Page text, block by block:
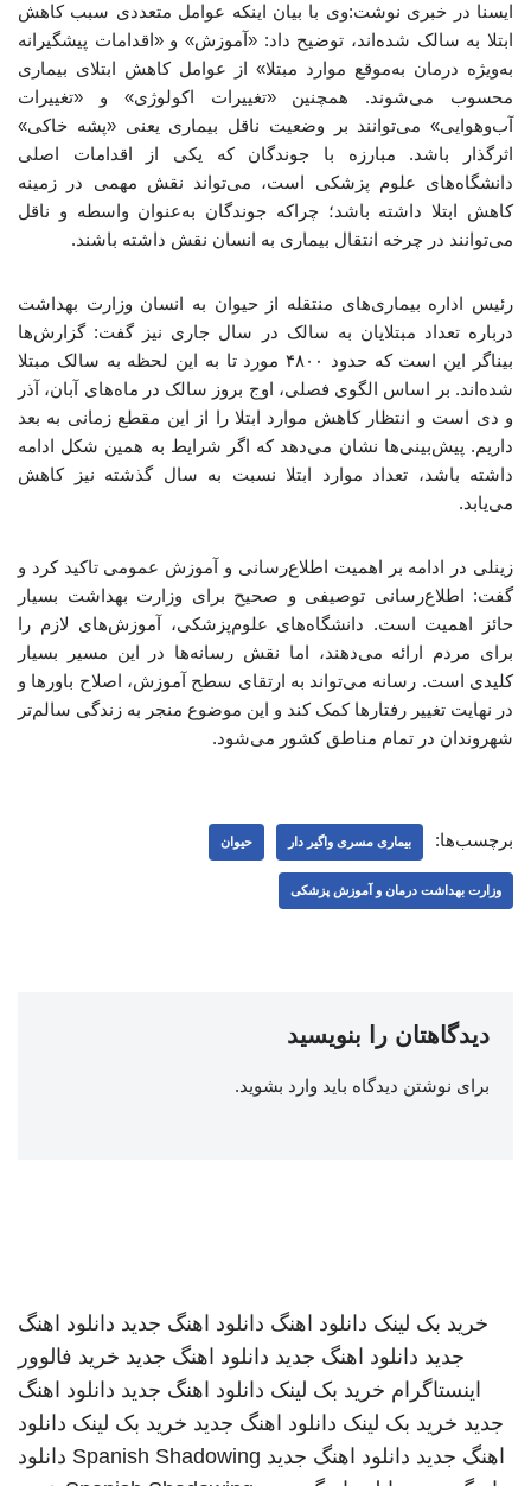
ایسنا در خبری نوشت:وی با بیان اینکه عوامل متعددی سبب کاهش
ابتلا به سالک شده‌اند، توضیح داد: «آموزش» و «اقدامات پیشگیرانه
به‌ویژه درمان به‌موقع موارد مبتلا» از عوامل کاهش ابتلای بیماری
محسوب می‌شوند. همچنین «تغییرات اکولوژی» و «تغییرات
آب‌وهوایی» می‌توانند بر وضعیت ناقل بیماری یعنی «پشه خاکی»
اثرگذار باشد. مبارزه با جوندگان که یکی از اقدامات اصلی
دانشگاه‌های علوم پزشکی است، می‌تواند نقش مهمی در زمینه
کاهش ابتلا داشته باشد؛ چراکه جوندگان به‌عنوان واسطه و ناقل
می‌توانند در چرخه انتقال بیماری به انسان نقش داشته باشند.
رئیس اداره بیماری‌های منتقله از حیوان به انسان وزارت بهداشت
درباره تعداد مبتلایان به سالک در سال جاری نیز گفت: گزارش‌ها
بیناگر این است که حدود ۴۸۰۰ مورد تا به این لحظه به سالک مبتلا
شده‌اند. بر اساس الگوی فصلی، اوج بروز سالک در ماه‌های آبان، آذر
و دی است و انتظار کاهش موارد ابتلا را از این مقطع زمانی به بعد
داریم. پیش‌بینی‌ها نشان می‌دهد که اگر شرایط به همین شکل ادامه
داشته باشد، تعداد موارد ابتلا نسبت به سال گذشته نیز کاهش
می‌یابد.
زینلی در ادامه بر اهمیت اطلاع‌رسانی و آموزش عمومی تاکید کرد و
گفت: اطلاع‌رسانی توصیفی و صحیح برای وزارت بهداشت بسیار
حائز اهمیت است. دانشگاه‌های علوم‌پزشکی، آموزش‌های لازم را
برای مردم ارائه می‌دهند، اما نقش رسانه‌ها در این مسیر بسیار
کلیدی است. رسانه می‌تواند به ارتقای سطح آموزش، اصلاح باورها و
در نهایت تغییر رفتارها کمک کند و این موضوع منجر به زندگی سالم‌تر
شهروندان در تمام مناطق کشور می‌شود.
برچسب‌ها: بیماری مسری واگیر دار حیوان
وزارت بهداشت درمان و آموزش پزشکی
دیدگاهتان را بنویسید
برای نوشتن دیدگاه باید وارد بشوید.
خرید بک لینک دانلود اهنگ دانلود اهنگ جدید دانلود اهنگ
جدید دانلود اهنگ جدید دانلود اهنگ جدید خرید فالوور
اینستاگرام خرید بک لینک دانلود اهنگ جدید دانلود اهنگ
جدید خرید بک لینک دانلود اهنگ جدید خرید بک لینک دانلود
اهنگ جدید دانلود اهنگ جدید Spanish Shadowing دانلود